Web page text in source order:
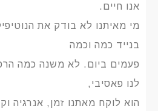
אנו חיים.
מי מאיתנו לא בודק את
בנייד כמה וכמה
פעמים ביום. לא משנה כמה
לנו פאסיבי,
הוא לוקח מאתנו זמן, אנרגיה